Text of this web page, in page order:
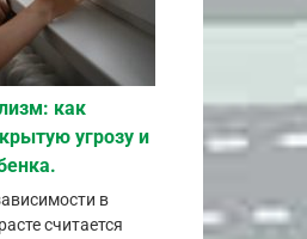
как
угрозу и
в
считается